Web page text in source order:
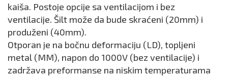
kaiša. Postoje opcije sa ventilacijom i bez
ventilacije. Šilt može da bude skraćeni (20mm) i
produženi (40mm).
Otporan je na bočnu deformaciju (LD), topljeni
metal (MM), napon do 1000V (bez ventilacije) i
zadržava preformanse na niskim temperaturama